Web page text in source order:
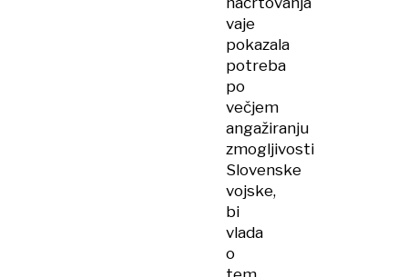
vaje
pokazala
potreba
po
večjem
angažiranju
zmogljivosti
Slovenske
vojske,
bi
vlada
o